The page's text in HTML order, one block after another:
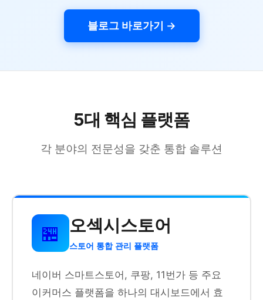
블로그 바로가기 →
5대 핵심 플랫폼
각 분야의 전문성을 갖춘 통합 솔루션
🏪 오섹시스토어
스토어 통합 관리 플랫폼
네이버 스마트스토어, 쿠팡, 11번가 등 주요
이커머스 플랫폼을 하나의 대시보드에서 효